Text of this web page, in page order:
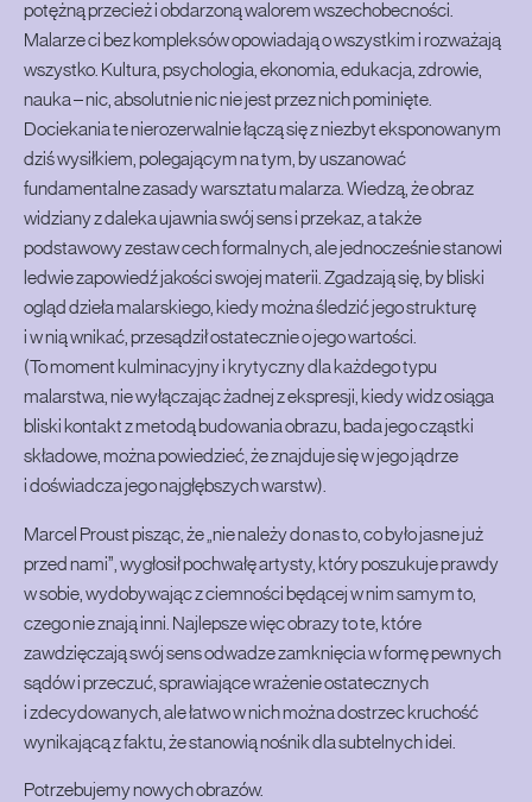
potężną przecież i obdarzoną walorem wszechobecności.
Malarze ci bez kompleksów opowiadają o wszystkim i rozważają
wszystko. Kultura, psychologia, ekonomia, edukacja, zdrowie,
nauka – nic, absolutnie nic nie jest przez nich pominięte.
Dociekania te nierozerwalnie łączą się z niezbyt eksponowanym
dziś wysiłkiem, polegającym na tym, by uszanować
fundamentalne zasady warsztatu malarza. Wiedzą, że obraz
widziany z daleka ujawnia swój sens i przekaz, a także
podstawowy zestaw cech formalnych, ale jednocześnie stanowi
ledwie zapowiedź jakości swojej materii. Zgadzają się, by bliski
ogląd dzieła malarskiego, kiedy można śledzić jego strukturę
i w nią wnikać, przesądził ostatecznie o jego wartości.
(To moment kulminacyjny i krytyczny dla każdego typu
malarstwa, nie wyłączając żadnej z ekspresji, kiedy widz osiąga
bliski kontakt z metodą budowania obrazu, bada jego cząstki
składowe, można powiedzieć, że znajduje się w jego jądrze
i doświadcza jego najgłębszych warstw).
Marcel Proust pisząc, że „nie należy do nas to, co było jasne już
przed nami”, wygłosił pochwałę artysty, który poszukuje prawdy
w sobie, wydobywając z ciemności będącej w nim samym to,
czego nie znają inni. Najlepsze więc obrazy to te, które
zawdzięczają swój sens odwadze zamknięcia w formę pewnych
sądów i przeczuć, sprawiające wrażenie ostatecznych
i zdecydowanych, ale łatwo w nich można dostrzec kruchość
wynikającą z faktu, że stanowią nośnik dla subtelnych idei.
Potrzebujemy nowych obrazów.